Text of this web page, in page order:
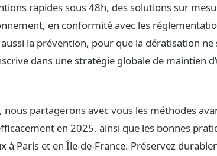
rapides sous 48h, des solutions sur
en conformité avec les
la prévention, pour que la dératisation
dans une stratégie globale de maintien
nous partagerons avec vous les méthodes
en 2025, ainsi que les bonnes
à Paris et en Île-de-France. Préservez